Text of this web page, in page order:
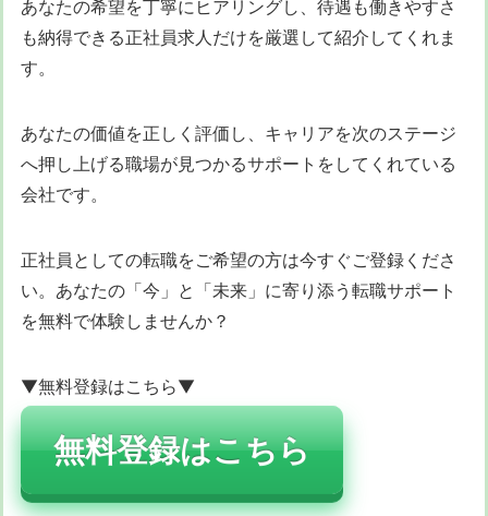
あなたの希望を丁寧にヒアリングし、待遇も働きやすさ
も納得できる正社員求人だけを厳選して紹介してくれま
す。
あなたの価値を正しく評価し、キャリアを次のステージ
へ押し上げる職場が見つかるサポートをしてくれている
会社です。
正社員としての転職をご希望の方は今すぐご登録くださ
い。あなたの「今」と「未来」に寄り添う転職サポート
を無料で体験しませんか？
▼無料登録はこちら▼
無料登録はこちら